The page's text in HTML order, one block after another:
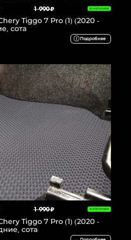
1 990 ₽ В НАЛИЧИИ
Tiggo 7 Pro (1) (2020 -
сота
Подробнее
1 990 ₽ В НАЛИЧИИ
Tiggo 7 Pro (1) (2020 -
сота